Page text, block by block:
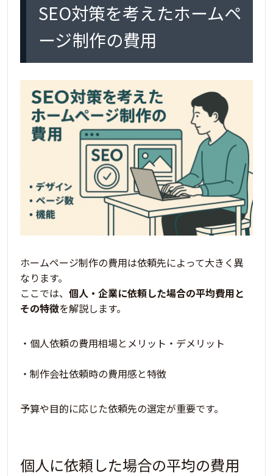
SEO対策を考えたホームペ
ージ制作の費用
ホームページ制作の費用は依頼先によって大きく異
なります。
ここでは、 個人・企業に依頼した場合の平均費用と
その特徴を解説します。
・ 個人依頼の費用相場とメリット・デメリット
・制作会社依頼時の費用感と特徴
予算や目的に応じた依頼先の選定が重要です。
個人に依頼した場合の平均の費用